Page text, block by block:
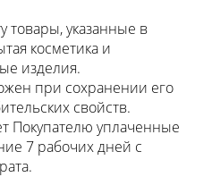
товары, указанные в
косметика и
изделия.
при сохранении его
свойств.
Покупателю уплаченные
7 рабочих дней с